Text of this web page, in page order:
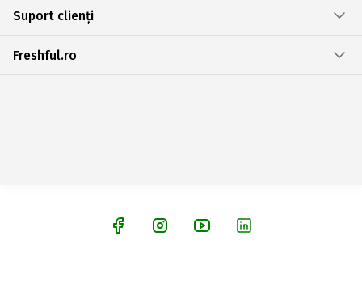
Suport clienți
Freshful.ro